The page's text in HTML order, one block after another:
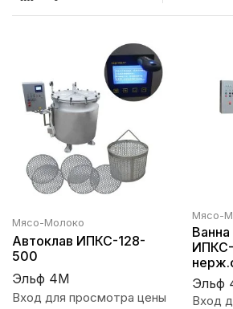
Мясо-Молоко
Автоклав ИПКС-128-
500
Эльф 4М
Вход для просмотра цены
Мясо-
Эльф
Вход